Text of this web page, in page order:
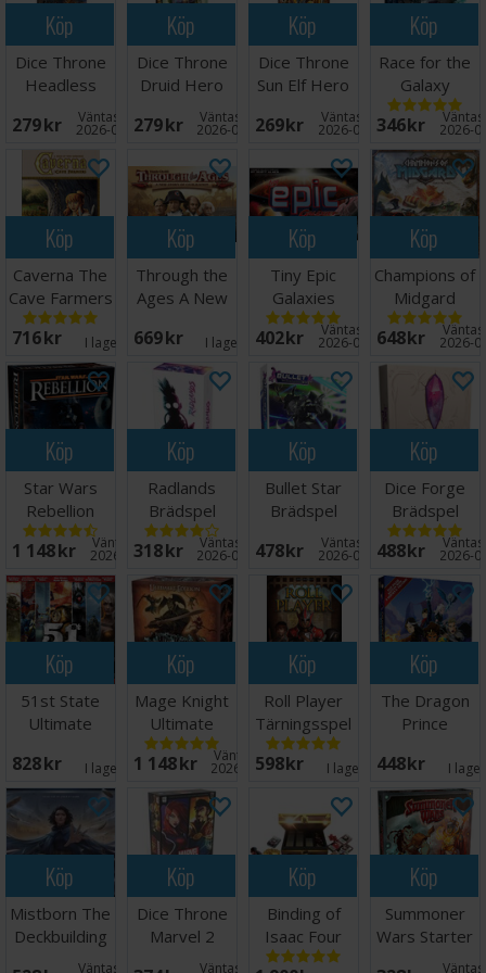
Köp
Dice Throne
Headless
Horseman
Hero Pack
279 SEK Väntas in:
2026-08-11
Köp
Dice Throne
Druid Hero
279 SEK Väntas in:
2026-08-11
Köp
Dice Throne
Sun Elf Hero
269 SEK Väntas in:
2026-08-28
Köp
Race for the
Galaxy
Brädspel
346 SEK 2026-
Köp
Caverna The
Cave Farmers
Brädspel
716 SEK I lager: 9
Köp
Through the
Ages A New
Brädspel
669 SEK I lager: 3
Köp
Tiny Epic
Galaxies
Brädspel
402 SEK Väntas in:
2026-09-30
Köp
Champions of
Midgard
Brädspel
648 SEK 2026-
Köp
Star Wars
Rebellion
Brädspel
1 148 SEK Väntas in:
2026-08-28
Köp
Radlands
Brädspel
318 SEK Väntas in:
2026-09-30
Köp
Bullet Star
Brädspel
478 SEK Väntas in:
2026-09-30
Köp
Dice Forge
Brädspel
488 SEK 2026-
Köp
51st State
Ultimate
Brädspel
828 SEK I lager:
Köp
Mage Knight
Ultimate
Edition
Brädspel
1 148 SEK Väntas in:
2026-09-30
Köp
Roll Player
Tärningsspel
598 SEK I lager: 2
Köp
The Dragon
Prince
448 SEK I
Köp
Mistborn The
Deckbuilding
GameVäntas in:
Köp
Dice Throne
Marvel 2
Hero Box 2Väntas in:
Köp
Binding of
Isaac Four
Souls
Köp
Summoner
Wars Starter
Set Brädspel